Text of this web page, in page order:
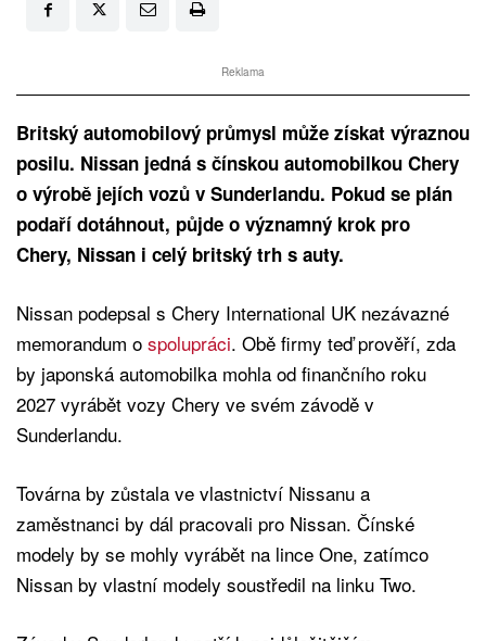
Reklama
Britský automobilový průmysl může získat výraznou
posilu. Nissan jedná s čínskou automobilkou Chery
o výrobě jejích vozů v Sunderlandu. Pokud se plán
podaří dotáhnout, půjde o významný krok pro
Chery, Nissan i celý britský trh s auty.
Nissan podepsal s Chery International UK nezávazné
memorandum o spolupráci. Obě firmy teď prověří, zda
by japonská automobilka mohla od finančního roku
2027 vyrábět vozy Chery ve svém závodě v
Sunderlandu.
Továrna by zůstala ve vlastnictví Nissanu a
zaměstnanci by dál pracovali pro Nissan. Čínské
modely by se mohly vyrábět na lince One, zatímco
Nissan by vlastní modely soustředil na linku Two.